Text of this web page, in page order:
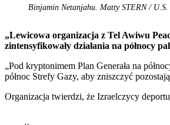
Binjamin Netanjahu. Matty STERN / U.S.
„Lewicowa organizacja z Tel Awiwu
zintensyfikowały działania na północy
„Pod kryptonimem Plan Generała na
północ Strefy Gazy, aby zniszczyć
Organizacja twierdzi, że Izraelczycy